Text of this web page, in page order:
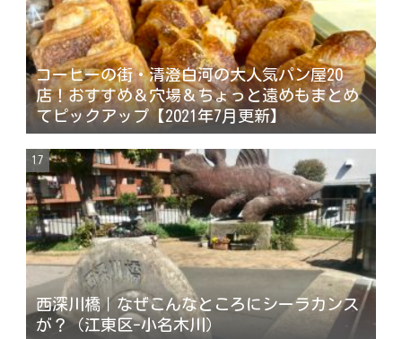
コーヒーの街・清澄白河の大人気パン屋20
店！おすすめ＆穴場＆ちょっと遠めもまとめ
てピックアップ【2021年7月更新】
西深川橋｜なぜこんなところにシーラカンス
が？（江東区-小名木川）